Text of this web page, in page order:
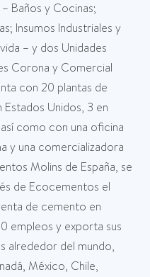
Baños y Cocinas;
Insumos Industriales y
– y dos Unidades
Corona y Comercial
con 20 plantas de
Unidos, 3 en
como con una oficina
y una comercializadora
Molins de España, se
de Ecocementos el
de cemento en
empleos y exporta sus
alrededor del mundo,
México, Chile,